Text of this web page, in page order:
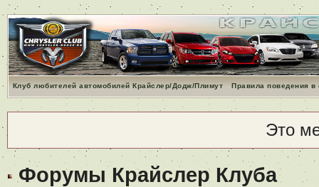
Клуб любителей автомобилей Крайслер/Додж/Плимут Правила поведения
Это
Форумы Крайслер Клуба